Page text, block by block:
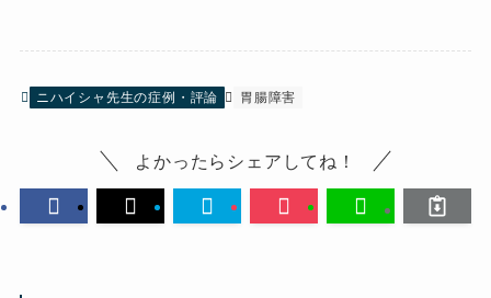
ニハイシャ先生の症例・評論 胃腸障害
よかったらシェアしてね！